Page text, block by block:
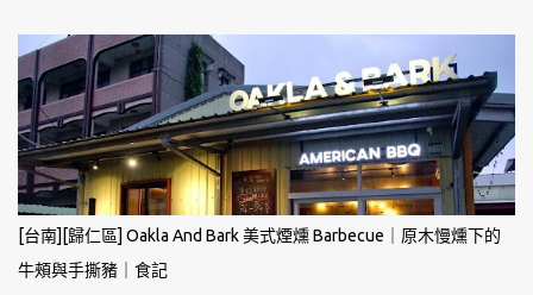
[台南][歸仁區] Oakla And Bark 美式煙燻 Barbecue｜原木慢燻下的
牛頰與手撕豬｜食記